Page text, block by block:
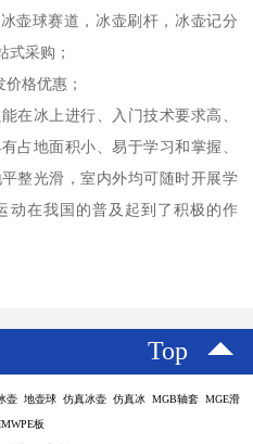
壶球赛道，冰壶刷杆，冰壶记分
式采购；
格优惠；
在冰上进行、入门技术要求高、
占地面积小、易于学习和掌握、
整光滑，室内外均可随时开展学
动在我国的普及起到了积极的作
Top
壶 地壶球 仿真冰壶 仿真冰 MGB轴套 MGE滑
板